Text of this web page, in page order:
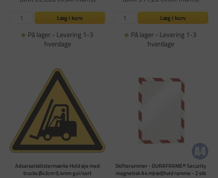
Læg i kurv
På lager - Levering 1-3
hverdage
Læg i kurv
På lager - Levering 1-3
hverdage
Advarselsklistermærke Hold øje med
trucks Ø43cm 0,4mm gul/sort
Skifterammer - DURAFRAME® Security
magnetisk A4 m|rød|hvid ramme - 2 stk